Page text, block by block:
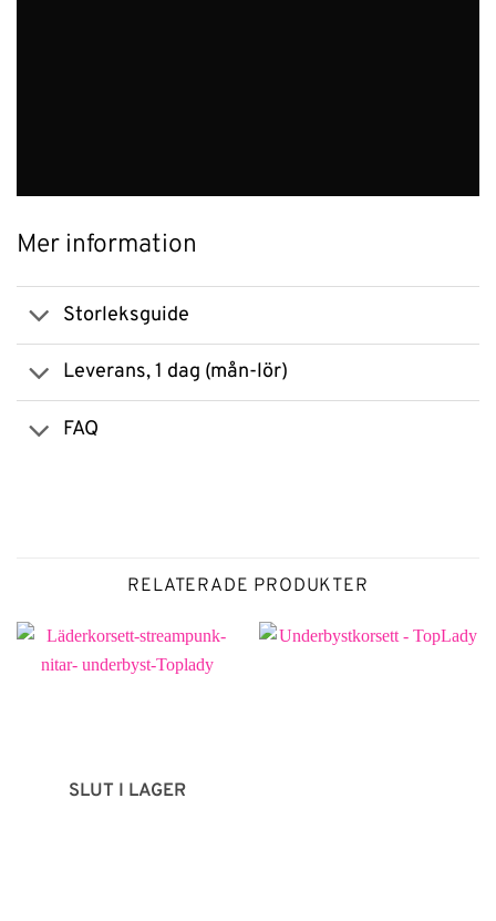
Mer information
Storleksguide
Leverans, 1 dag (mån-lör)
FAQ
RELATERADE PRODUKTER
SLUT I LAGER